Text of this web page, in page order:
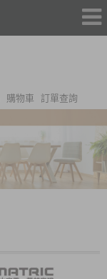
購物車 訂單查詢